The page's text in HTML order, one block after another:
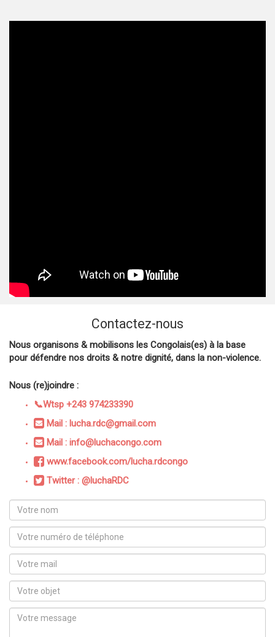
Contactez-nous
Nous organisons & mobilisons les Congolais(es) à la base
pour défendre nos droits & notre dignité, dans la non-violence.
Nous (re)joindre :
📞Wtsp +243 974233390
Mail : lucha.rdc@gmail.com
Mail : info@luchacongo.com
www.facebook.com/lucha.rdcongo
Twitter : @luchaRDC